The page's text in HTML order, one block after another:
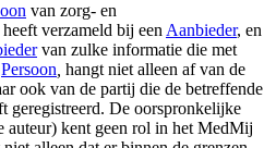
van zorg- en
verzameld bij een Aanbieder, en
van zulke informatie die met
Persoon hangt niet alleen af van de
ook van de partij die de betreffende
geregistreerd. De oorspronkelijke
auteur) kent geen rol in het MedMij